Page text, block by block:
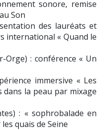
sonore, remise
Son
des lauréats et
international « Quand le
Orge) : conférence « Un
immersive « Les
la peau par mixage
: « sophrobalade en
quais de Seine